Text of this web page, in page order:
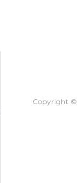
Copyright ©